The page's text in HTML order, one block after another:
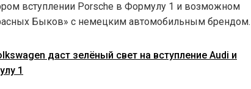
вступлении Porsche в Формулу 1 и возможном
Быков» с немецким автомобильным брендом.
даст зелёный свет на вступление Audi и
1